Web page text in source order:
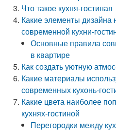
Что такое кухня-гостиная
Какие элементы
современной кухни-
Основные правила
в квартире
Как создать уютную
Какие материалы
современных кухонь-
Какие цвета наиболее
кухнях-гостиной
Перегородки между